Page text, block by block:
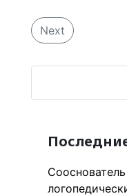
Next